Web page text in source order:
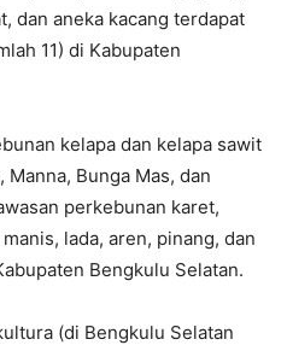
dan aneka kacang terdapat
11) di Kabupaten
kelapa dan kelapa sawit
Bunga Mas, dan
perkebunan karet,
lada, aren, pinang, dan
Bengkulu Selatan.
(di Bengkulu Selatan